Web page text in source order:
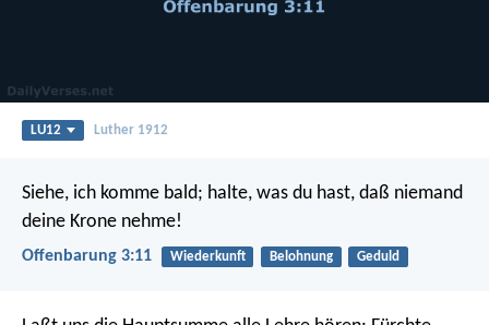
LU12 Luther 1912
Siehe, ich komme bald; halte, was du hast, daß niemand
deine Krone nehme!
Offenbarung 3:11 Wiederkunft Belohnung Geduld